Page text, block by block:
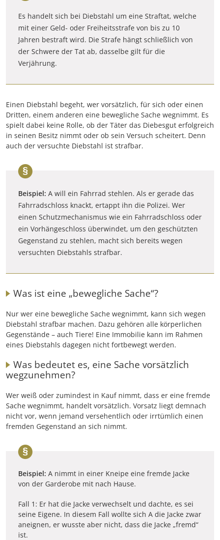
Es handelt sich bei Diebstahl um eine Straftat, welche
mit einer Geld- oder Freiheitsstrafe von bis zu 10
Jahren bestraft wird. Die Strafe hängt schließlich von
der Schwere der Tat ab, dasselbe gilt für die
Verjährung.
Einen Diebstahl begeht, wer vorsätzlich, für sich oder einen
Dritten, einem anderen eine bewegliche Sache wegnimmt. Es
spielt dabei keine Rolle, ob der Täter das Diebesgut erfolgreich
in seinen Besitz nimmt oder ob sein Versuch scheitert. Denn
auch der versuchte Diebstahl ist strafbar.
Beispiel: A will ein Fahrrad stehlen. Als er gerade das
Fahrradschloss knackt, ertappt ihn die Polizei. Wer
einen Schutzmechanismus wie ein Fahrradschloss oder
ein Vorhängeschloss überwindet, um den geschützten
Gegenstand zu stehlen, macht sich bereits wegen
versuchten Diebstahls strafbar.
Was ist eine „bewegliche Sache“?
Nur wer eine bewegliche Sache wegnimmt, kann sich wegen
Diebstahl strafbar machen. Dazu gehören alle körperlichen
Gegenstände – auch Tiere! Eine Immobilie kann im Rahmen
eines Diebstahls dagegen nicht fortbewegt werden.
Was bedeutet es, eine Sache vorsätzlich
wegzunehmen?
Wer weiß oder zumindest in Kauf nimmt, dass er eine fremde
Sache wegnimmt, handelt vorsätzlich. Vorsatz liegt demnach
nicht vor, wenn jemand versehentlich oder irrtümlich einen
fremden Gegenstand an sich nimmt.
Beispiel: A nimmt in einer Kneipe eine fremde Jacke
von der Garderobe mit nach Hause.
Fall 1: Er hat die Jacke verwechselt und dachte, es sei
seine Eigene. In diesem Fall wollte sich A die Jacke zwar
aneignen, er wusste aber nicht, dass die Jacke „fremd“
ist.